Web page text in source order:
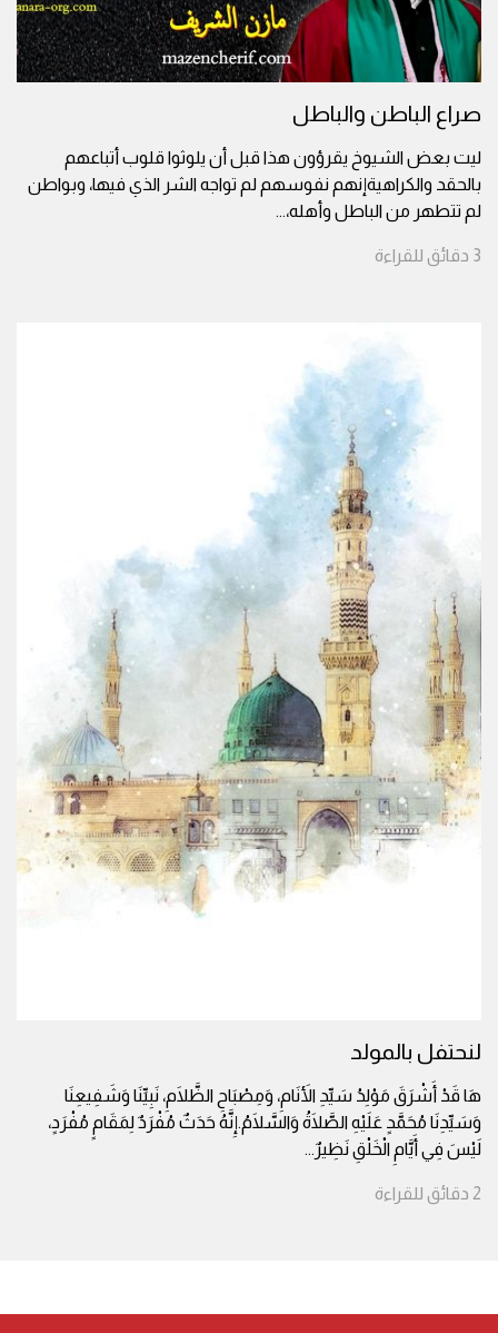
صراع الباطن والباطل
ليت بعض الشيوخ يقرؤون هذا قبل أن يلوثوا قلوب أتباعهم
بالحقد والكراهيةإنهم نفوسهم لم تواجه الشر الذي فيها، وبواطن
لم تتطهر من الباطل وأهله،...
3 دقائق للقراءة
لنحتفل بالمولد
هَا قَدْ أَشْرَقَ مَوْلِدُ سَيِّدِ الأَنَامِ، وَمِصْبَاحِ الظَّلَامِ، نَبِيِّنَا وَشَفِيعِنَا
وَسَيِّدِنَا مُحَمَّدٍ عَلَيْهِ الصَّلَاةُ وَالسَّلَامُ.إِنَّهُ حَدَثٌ مُفْرَدٌ لِمَقَامٍ مُفْرَدٍ،
لَيْسَ فِي أَيَّامِ الْخَلْقِ نَظِيرٌ...
2 دقائق للقراءة